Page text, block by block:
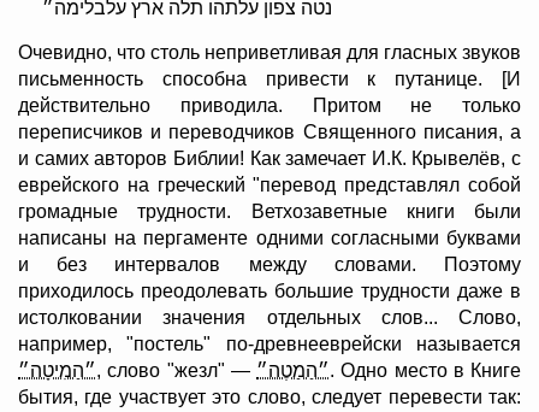
נטה צפון עלתהו תלה ארץ עלבלימה״
Очевидно, что столь неприветливая для гласных звуков
письменность способна привести к путанице. [И
действительно приводила. Притом не только
переписчиков и переводчиков Священного писания, а
и самих авторов Библии! Как замечает И.К. Крывелёв, с
еврейского на греческий "перевод представлял собой
громадные трудности. Ветхозаветные книги были
написаны на пергаменте одними согласными буквами
и без интервалов между словами. Поэтому
приходилось преодолевать большие трудности даже в
истолковании значения отдельных слов... Слово,
например, "постель" по-древнееврейски называется
״הַמִיטָה״, слово "жезл" — ״הַמַטֶה״. Одно место в Книге
бытия, где участвует это слово, следует перевести так: